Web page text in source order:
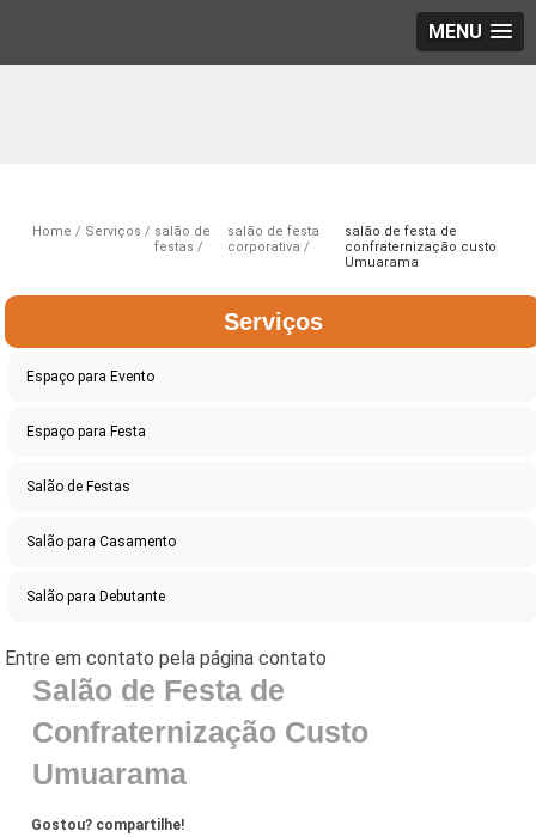
MENU
Home Serviços
salão de
festas
salão de festa
corporativa
salão de festa de
confraternização custo
Umuarama
Serviços
Espaço para Evento
Espaço para Festa
Salão de Festas
Salão para Casamento
Salão para Debutante
Salão de Festa de
Confraternização Custo
Umuarama
Gostou? compartilhe!